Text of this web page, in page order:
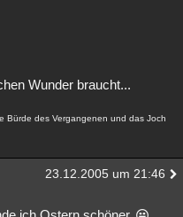
Wunder braucht...
Bürde des Vergangenen und das Joch
23.12.2005 um 21:46